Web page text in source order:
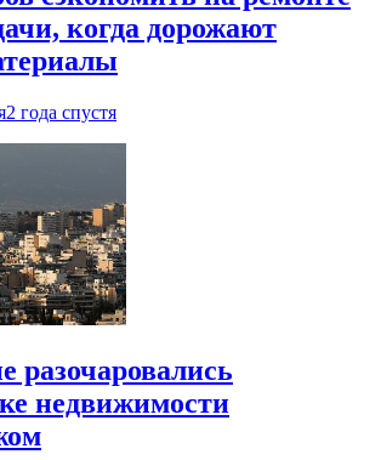
когда дорожают
2 года спустя
разочаровались
недвижимости